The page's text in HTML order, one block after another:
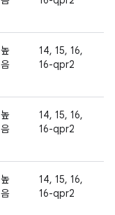
높
음
14, 15, 16,
16-qpr2
높
음
14, 15, 16,
16-qpr2
높
음
14, 15, 16,
16-qpr2